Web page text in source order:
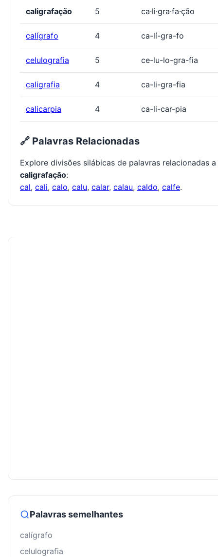
caligrafação 5 ca·li·gra·fa·ção
calígrafo 4 ca-lí-gra-fo
celulografia 5 ce-lu-lo-gra-fia
caligrafia 4 ca-li-gra-fia
calicarpia 4 ca-li-car-pia
🔗 Palavras Relacionadas
Explore divisões silábicas de palavras relacionadas a
caligrafação:
cal, cali, calo, calu, calar, calau, caldo, calfe.
Palavras semelhantes
calígrafo
celulografia